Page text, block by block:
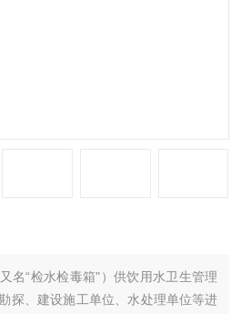
名“检水检毒箱"）供饮用水卫生管理
探、建设施工单位、水处理单位等进